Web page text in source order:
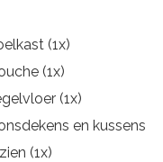
(1x)
(1x)
(1x)
en kussens
(1x)